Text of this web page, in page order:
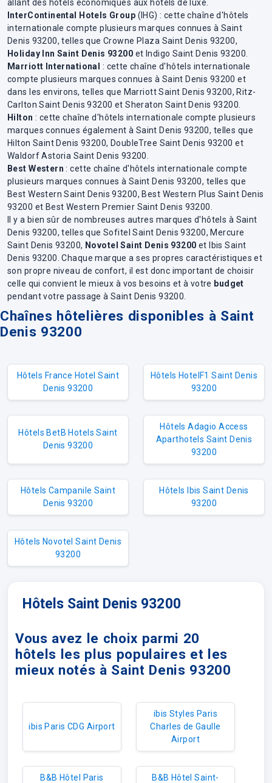
allant des hôtels économiques aux hôtels de luxe.
InterContinental Hotels Group (IHG) : cette chaîne d'hôtels
internationale compte plusieurs marques connues à Saint
Denis 93200, telles que Crowne Plaza Saint Denis 93200,
Holiday Inn Saint Denis 93200 et Indigo Saint Denis 93200.
Marriott International
: cette chaîne d'hôtels internationale
compte plusieurs marques connues à Saint Denis 93200 et
dans les environs, telles que Marriott Saint Denis 93200, Ritz-
Carlton Saint Denis 93200 et Sheraton Saint Denis 93200.
Hilton : cette chaîne d'hôtels internationale compte plusieurs
marques connues également à Saint Denis 93200, telles que
Hilton Saint Denis 93200, DoubleTree Saint Denis 93200 et
Waldorf Astoria Saint Denis 93200.
Best Western : cette chaîne d'hôtels internationale compte
plusieurs marques connues à Saint Denis 93200, telles que
Best Western Saint Denis 93200, Best Western Plus Saint Denis
93200 et Best Western Premier Saint Denis 93200.
Il y a bien sûr de nombreuses autres marques d'hôtels à Saint
Denis 93200, telles que Sofitel Saint Denis 93200, Mercure
Saint Denis 93200, Novotel Saint Denis 93200 et Ibis Saint
Denis 93200. Chaque marque a ses propres caractéristiques et
son propre niveau de confort, il est donc important de choisir
celle qui convient le mieux à vos besoins et à votre budget
pendant votre passage à Saint Denis 93200.
Chaînes hôtelières disponibles à Saint
Denis 93200
Hôtels France Hotel Saint
Denis 93200
Hôtels HotelF1 Saint Denis
93200
Hôtels BetB Hotels Saint
Denis 93200
Hôtels Adagio Access
Aparthotels Saint Denis
93200
Hôtels Campanile Saint
Denis 93200
Hôtels Ibis Saint Denis
93200
Hôtels Novotel Saint Denis
93200
Hôtels Saint Denis 93200
Vous avez le choix parmi 20
hôtels les plus populaires et les
mieux notés à Saint Denis 93200
ibis Paris CDG Airport
ibis Styles Paris
Charles de Gaulle
Airport
B&B Hôtel Paris
B&B Hôtel Saint-